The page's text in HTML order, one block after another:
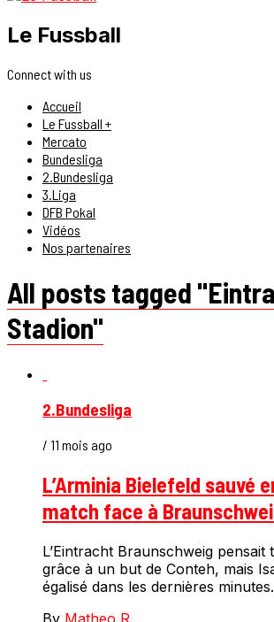
Le Fussball
Connect with us
Accueil
Le Fussball +
Mercato
Bundesliga
2.Bundesliga
3.Liga
DFB Pokal
Vidéos
Nos partenaires
All posts tagged
Stadion"
2.Bundesliga
/ 11 mois ago
L’Arminia Bielefeld sauvé
match face à
L’Eintracht Braunschweig pensait
grâce à un but de Conteh, mais
égalisé dans les dernières
By Matheo R